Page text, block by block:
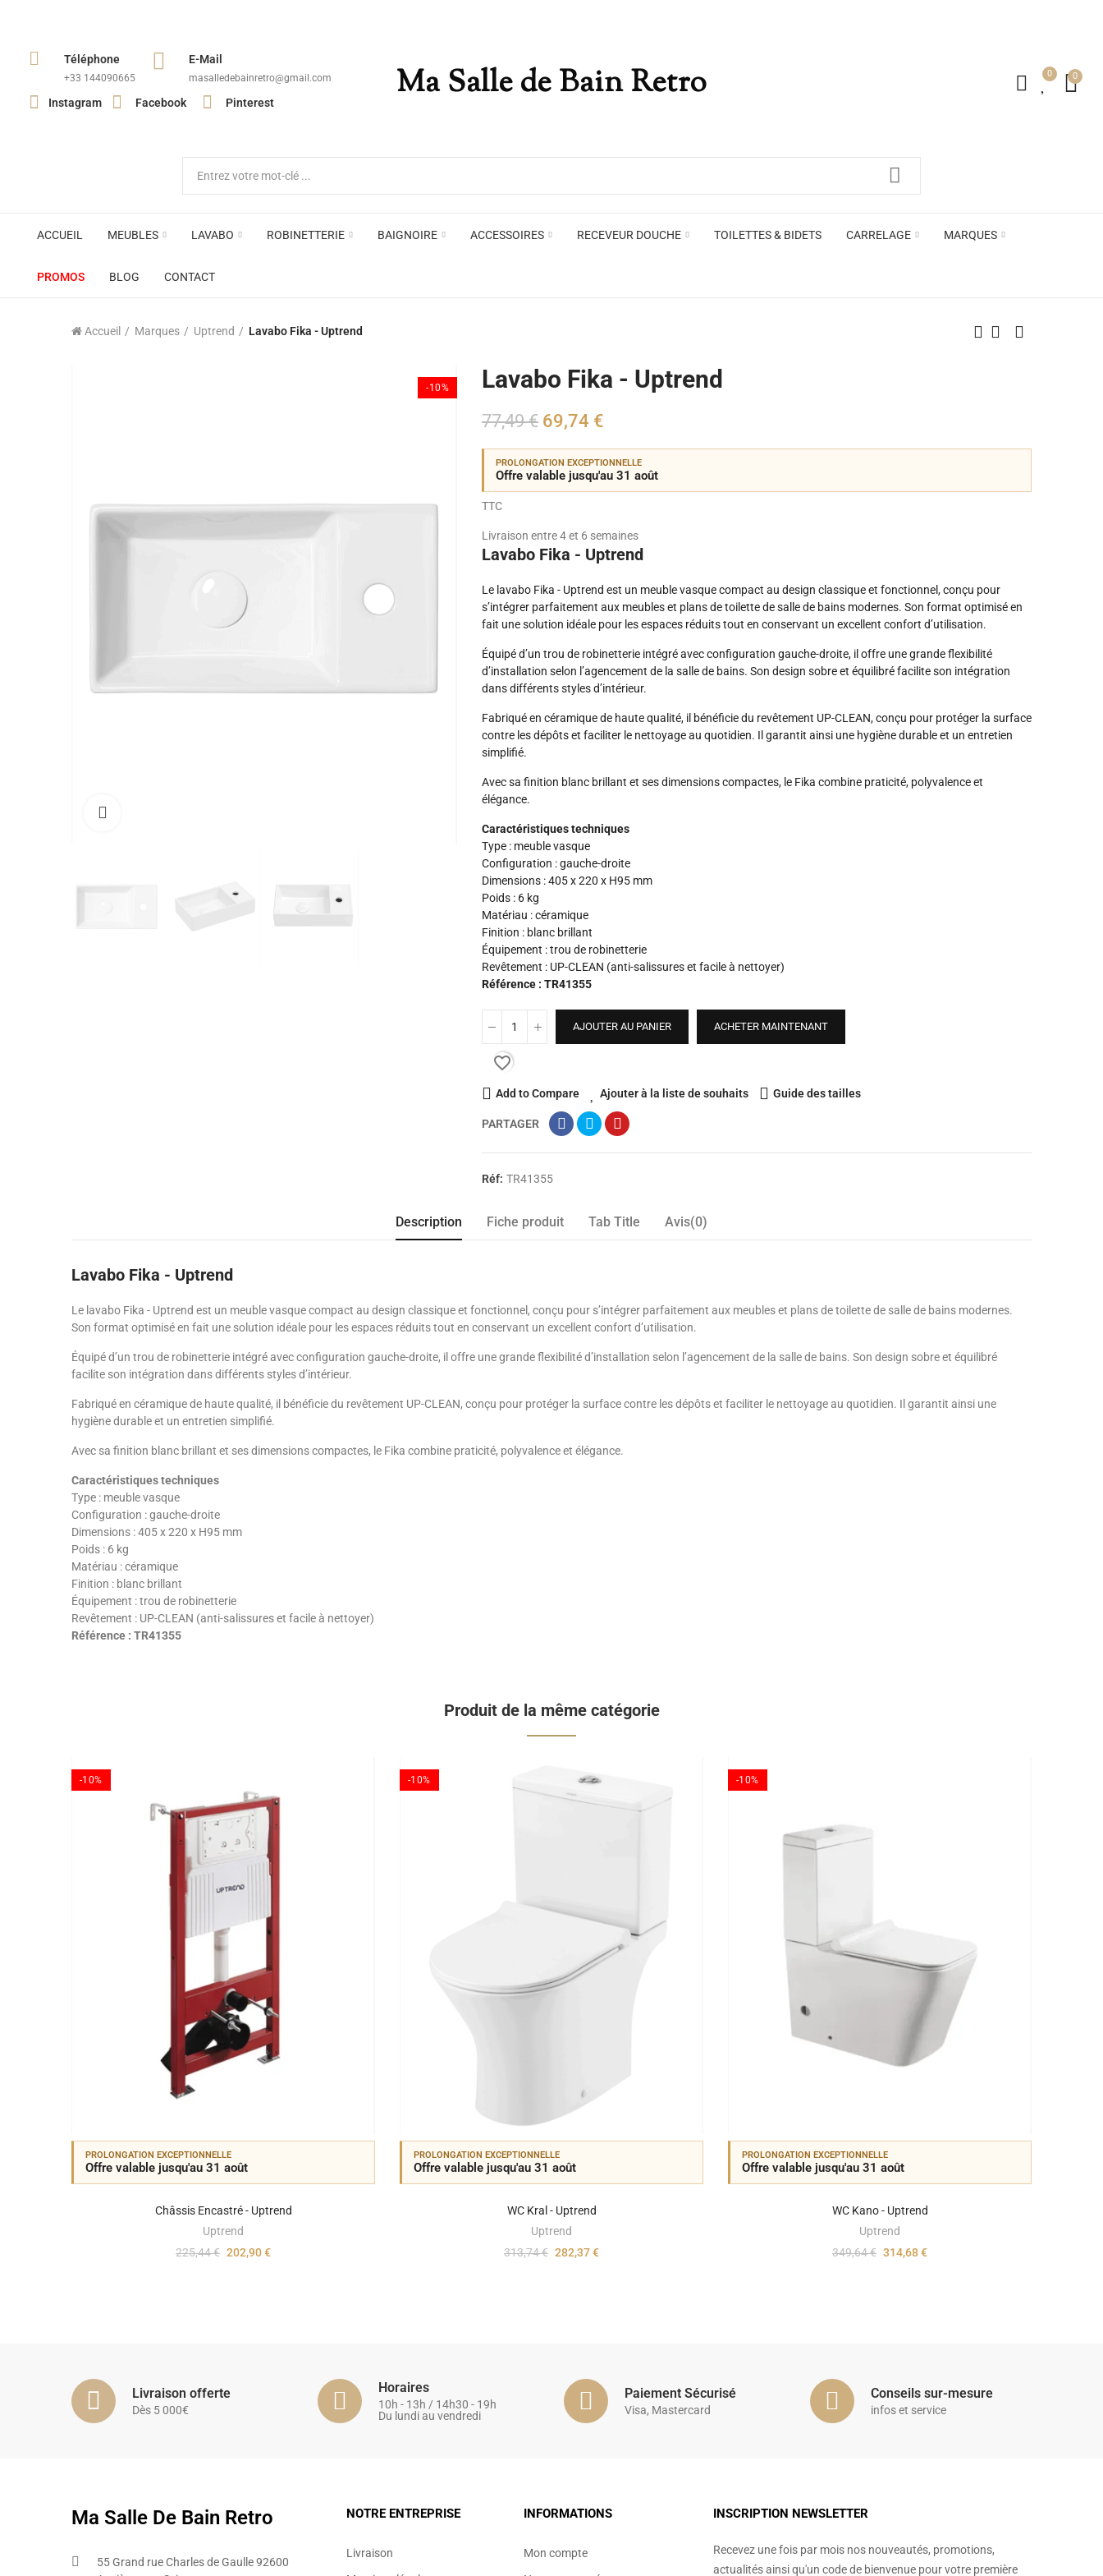
Téléphone
+33 144090665​
E-Mail
masalledebainretro@gmail.com
Instagram Facebook Pinterest Ma Salle de Bain Retro 0 0
ACCUEIL MEUBLES LAVABO ROBINETTERIE BAIGNOIRE ACCESSOIRES RECEVEUR DOUCHE TOILETTES & BIDETS CARRELAGE MARQUES
Voir toute la marque →
PROMOS BLOG CONTACT
Appliques murales Miroirs ACB
Accueil Marques Uptrend Lavabo Fika - Uptrend
-10% Lavabo Fika - Uptrend
77,49 € 69,74 €
PROLONGATION EXCEPTIONNELLE
Offre valable jusqu'au 31 août
TTC
Livraison entre 4 et 6 semaines
Lavabo Fika - Uptrend
Le lavabo Fika - Uptrend est un meuble vasque compact au design classique et fonctionnel, conçu pour
s’intégrer parfaitement aux meubles et plans de toilette de salle de bains modernes. Son format optimisé en
fait une solution idéale pour les espaces réduits tout en conservant un excellent confort d’utilisation.
Équipé d’un trou de robinetterie intégré avec configuration gauche-droite, il offre une grande flexibilité
d’installation selon l’agencement de la salle de bains. Son design sobre et équilibré facilite son intégration
dans différents styles d’intérieur.
Fabriqué en céramique de haute qualité, il bénéficie du revêtement UP-CLEAN, conçu pour protéger la surface
contre les dépôts et faciliter le nettoyage au quotidien. Il garantit ainsi une hygiène durable et un entretien
simplifié.
Avec sa finition blanc brillant et ses dimensions compactes, le Fika combine praticité, polyvalence et
élégance.
Caractéristiques techniques
Type : meuble vasque
Configuration : gauche-droite
Dimensions : 405 x 220 x H95 mm
Poids : 6 kg
Matériau : céramique
Finition : blanc brillant
Équipement : trou de robinetterie
Revêtement : UP-CLEAN (anti-salissures et facile à nettoyer)
Référence : TR41355
AJOUTER AU PANIER ACHETER MAINTENANT
favorite_border
Add to Compare Ajouter à la liste de souhaits Guide des tailles
PARTAGER
Réf: TR41355
Description Fiche produit Tab Title Avis(0)
Lavabo Fika - Uptrend
Le lavabo Fika - Uptrend est un meuble vasque compact au design classique et fonctionnel, conçu pour s’intégrer parfaitement aux meubles et plans de toilette de salle de bains modernes.
Son format optimisé en fait une solution idéale pour les espaces réduits tout en conservant un excellent confort d’utilisation.
Équipé d’un trou de robinetterie intégré avec configuration gauche-droite, il offre une grande flexibilité d’installation selon l’agencement de la salle de bains. Son design sobre et équilibré
facilite son intégration dans différents styles d’intérieur.
Fabriqué en céramique de haute qualité, il bénéficie du revêtement UP-CLEAN, conçu pour protéger la surface contre les dépôts et faciliter le nettoyage au quotidien. Il garantit ainsi une
hygiène durable et un entretien simplifié.
Avec sa finition blanc brillant et ses dimensions compactes, le Fika combine praticité, polyvalence et élégance.
Caractéristiques techniques
Type : meuble vasque
Configuration : gauche-droite
Dimensions : 405 x 220 x H95 mm
Poids : 6 kg
Matériau : céramique
Finition : blanc brillant
Équipement : trou de robinetterie
Revêtement : UP-CLEAN (anti-salissures et facile à nettoyer)
Référence : TR41355
Produit de la même catégorie
-10%
PROLONGATION EXCEPTIONNELLE
Offre valable jusqu'au 31 août
Châssis Encastré - Uptrend
Uptrend
225,44 € 202,90 €
-10%
PROLONGATION EXCEPTIONNELLE
Offre valable jusqu'au 31 août
WC Kral - Uptrend
Uptrend
313,74 € 282,37 €
-10%
PROLONGATION EXCEPTIONNELLE
Offre valable jusqu'au 31 août
WC Kano - Uptrend
Uptrend
349,64 € 314,68 €
Livraison offerte
Dès 5 000€
Horaires
10h - 13h / 14h30 - 19h
Du lundi au vendredi
Paiement Sécurisé
Visa, Mastercard
Conseils sur-mesure
infos et service
Ma Salle De Bain Retro
55 Grand rue Charles de Gaulle 92600
NOTRE ENTREPRISE
Livraison
INFORMATIONS
Mon compte
INSCRIPTION NEWSLETTER
Recevez une fois par mois nos nouveautés, promotions,
actualités ainsi qu'un code de bienvenue pour votre première